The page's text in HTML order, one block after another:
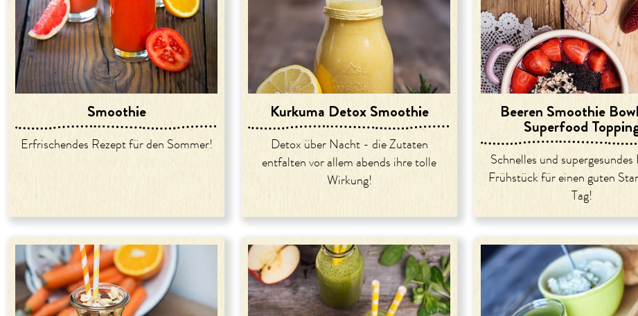
Smoothie
Erfrischendes Rezept für den Sommer!
Kurkuma Detox Smoothie
Detox über Nacht - die Zutaten
entfalten vor allem abends ihre tolle
Wirkung!
Beeren Smoothie
Superfood
Schnelles und
Frühstück für einen guten
Tag!